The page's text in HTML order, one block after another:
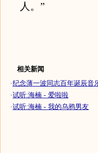
人。”
相关新闻
·纪念薄一波同志百年诞辰音
·试听:海楠 - 爱啦啦
·试听:海楠 - 我的乌鸦男友